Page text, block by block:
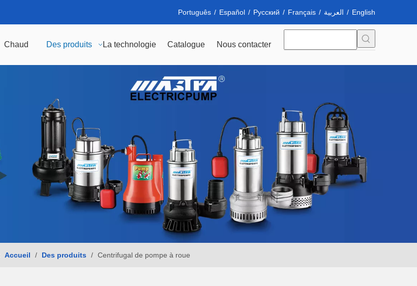
Português / Español / Pусский / Français / العربية / English
Chaud Des produits La technologie Catalogue Nous contacter
Accueil / Des produits / Centrifugal de pompe à roue